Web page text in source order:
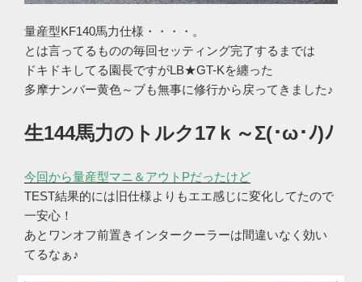
量産型KF140馬力仕様・・・・。
とは言ってるものの毎回セッティング完了するまでは
ドキドキしてる園長ですがLB★GT-Kを纏った
多摩ナンバー黄色～ブも無事に修行から戻ってきました♪
生144馬力のトルク17ｋ～Σ(･ω･ﾉ)ﾉ
今回から量産型マニ＆アウトPだったけど
TEST結果的には旧仕様よりもエエ感じに変化してたので
一安心！
あとワンオフ前置きインタークーラーは間違いなく効い
てるなぁ♪